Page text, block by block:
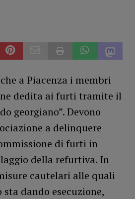
a Piacenza i membri
dedita ai furti tramite il
georgiano”. Devono
a delinquere
di furti in
della refurtiva. In
cautelari alle quali
dando esecuzione,